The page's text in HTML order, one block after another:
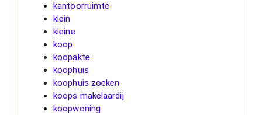
kantoorruimte
klein
kleine
koop
koopakte
koophuis
koophuis zoeken
koops makelaardij
koopwoning